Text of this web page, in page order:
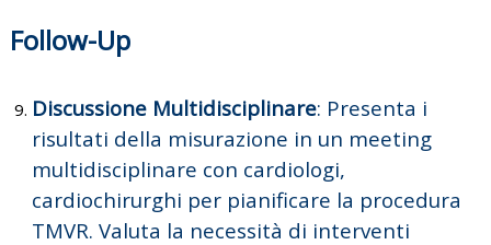
Follow-Up
Discussione Multidisciplinare: Presenta i
risultati della misurazione in un meeting
multidisciplinare con cardiologi,
cardiochirurghi per pianificare la procedura
TMVR. Valuta la necessità di interventi